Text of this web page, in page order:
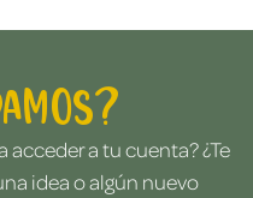
a tu cuenta? ¿Te
idea o algún nuevo